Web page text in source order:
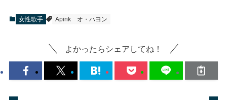
女性歌手 Apink オ・ハヨン
よかったらシェアしてね！